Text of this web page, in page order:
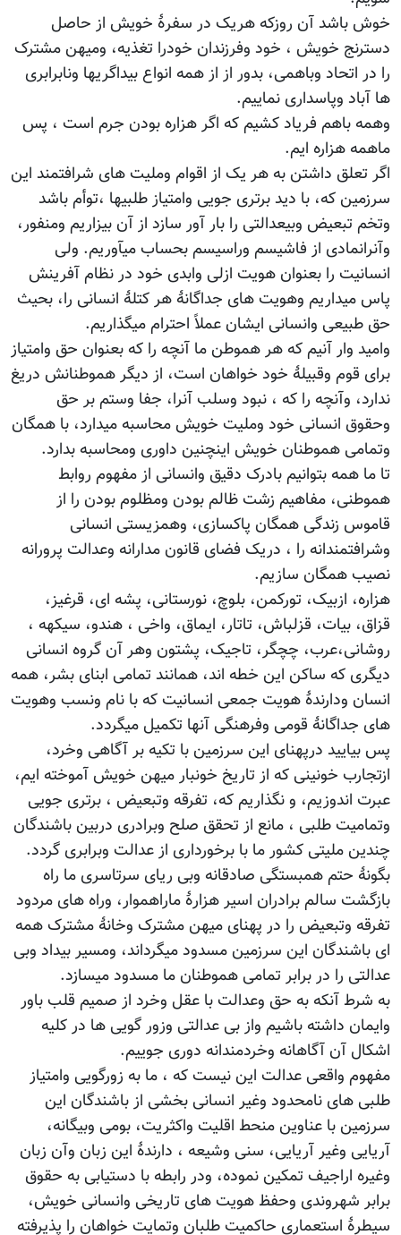
خوش باشد آن روزکه هریک در سفرۀ خویش از حاصل
دسترنج خویش ، خود وفرزندان خودرا تغذیه، ومیهن مشترک
را در اتحاد وباهمی، بدور از از همه انواع بیداگریها ونابرابری
ها آباد وپاسداری نماییم.
وهمه باهم فریاد کشیم که اگر هزاره بودن جرم است ، پس
ماهمه هزاره ایم.
اگر تعلق داشتن به هر یک از اقوام وملیت های شرافتمند این
سرزمین که، با دید برتری جویی وامتیاز طلبیها ،توأم باشد
وتخم تبعیض وبیعدالتی را بار آور سازد از آن بیزاریم ومنفور،
وآنرانمادی از فاشیسم وراسیسم بحساب میآوریم. ولی
انسانیت را بعنوان هویت ازلی وابدی خود در نظام آفرینش
پاس میداریم وهویت های جداگانۀ هر کتلۀ انسانی را، بحیث
حق طبیعی وانسانی ایشان عملاً احترام میگذاریم.
وامید وار آنیم که هر هموطن ما آنچه را که بعنوان حق وامتیاز
برای قوم وقبیلۀ خود خواهان است، از دیگر هموطنانش دریغ
ندارد، وآنچه را که ، نبود وسلب آنرا، جفا وستم بر حق
وحقوق انسانی خود وملیت خویش محاسبه میدارد، با همگان
وتمامی هموطنان خویش اینچنین داوری ومحاسبه بدارد.
تا ما همه بتوانیم بادرک دقیق وانسانی از مفهوم روابط
هموطنی، مفاهیم زشت ظالم بودن ومظلوم بودن را از
قاموس زندگی همگان پاکسازی، وهمزیستی انسانی
وشرافتمندانه را ، دریک فضای قانون مدارانه وعدالت پرورانه
نصیب همگان سازیم.
هزاره، ازبیک، تورکمن، بلوچ، نورستانی، پشه ای، قرغیز،
قزاق، بیات، قزلباش، تاتار، ایماق، واخی ، هندو، سیکهه ،
روشانی،عرب، چچگر، تاجیک، پشتون وهر آن گروه انسانی
دیگری که ساکن این خطه اند، همانند تمامی ابنای بشر، همه
انسان ودارندۀ هویت جمعی انسانیت که با نام ونسب وهویت
های جداگانۀ قومی وفرهنگی آنها تکمیل میگردد.
پس بیایید درپهنای این سرزمین با تکیه بر آگاهی وخرد،
ازتجارب خونینی که از تاریخ خونبار میهن خویش آموخته ایم،
عبرت اندوزیم، و نگذاریم که، تفرقه وتبعیض ، برتری جویی
وتمامیت طلبی ، مانع از تحقق صلح وبرادری دربین باشندگان
چندین ملیتی کشور ما با برخورداری از عدالت وبرابری گردد.
بگونۀ حتم همبستگی صادقانه وبی ریای سرتاسری ما راه
بازگشت سالم برادران اسیر هزارۀ ماراهموار، وراه های مردود
تفرقه وتبعیض را در پهنای میهن مشترک وخانۀ مشترک همه
ای باشندگان این سرزمین مسدود میگرداند، ومسیر بیداد وبی
عدالتی را در برابر تمامی هموطنان ما مسدود میسازد.
به شرط آنکه به حق وعدالت با عقل وخرد از صمیم قلب باور
وایمان داشته باشیم واز بی عدالتی وزور گویی ها در کلیه
اشکال آن آگاهانه وخردمندانه دوری جوییم.
مفهوم واقعی عدالت این نیست که ، ما به زورگویی وامتیاز
طلبی های نامحدود وغیر انسانی بخشی از باشندگان این
سرزمین با عناوین منحط اقلیت واکثریت، بومی وبیگانه،
آریایی وغیر آریایی، سنی وشیعه ، دارندۀ این زبان وآن زبان
وغیره اراجیف تمکین نموده، ودر رابطه با دستیابی به حقوق
برابر شهروندی وحفظ هویت های تاریخی وانسانی خویش،
سیطرۀ استعماری حاکمیت طلبان وتمایت خواهان را پذیرفته